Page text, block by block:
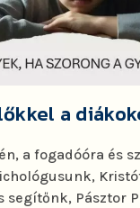
a
a fogadóóra és
segítőnk, Pásztor